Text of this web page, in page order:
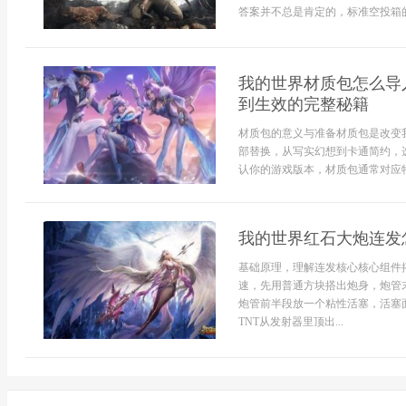
答案并不总是肯定的，标准空投箱
我的世界材质包怎么
到生效的完整秘籍
材质包的意义与准备材质包是改
部替换，从写实幻想到卡通简约
认你的游戏版本，材质包通常对应
我的世界红石大炮连
基础原理，理解连发核心核心组
速，先用普通方块搭出炮身，炮
炮管前半段放一个粘性活塞，活
TNT从发射器里顶出...